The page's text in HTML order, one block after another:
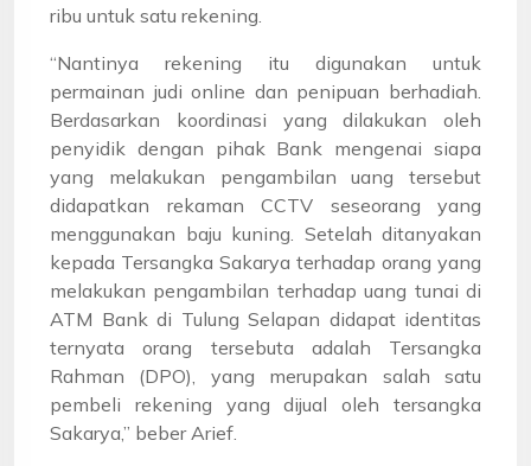
ribu untuk satu rekening.
“Nantinya rekening itu digunakan untuk
permainan judi online dan penipuan berhadiah.
Berdasarkan koordinasi yang dilakukan oleh
penyidik dengan pihak Bank mengenai siapa
yang melakukan pengambilan uang tersebut
didapatkan rekaman CCTV seseorang yang
menggunakan baju kuning. Setelah ditanyakan
kepada Tersangka Sakarya terhadap orang yang
melakukan pengambilan terhadap uang tunai di
ATM Bank di Tulung Selapan didapat identitas
ternyata orang tersebuta adalah Tersangka
Rahman (DPO), yang merupakan salah satu
pembeli rekening yang dijual oleh tersangka
Sakarya,” beber Arief.